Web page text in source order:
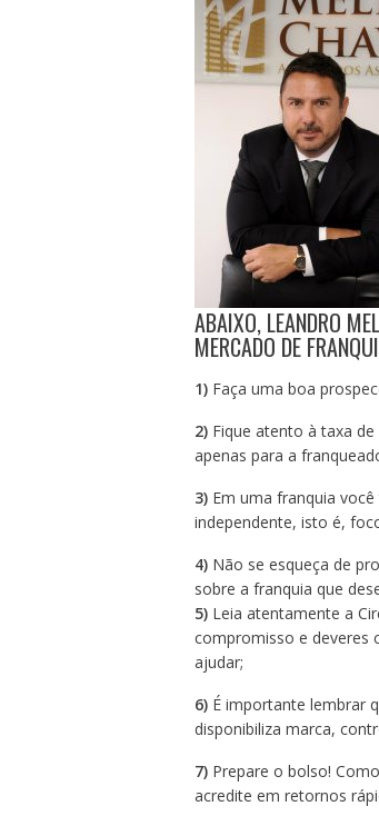
ABAIXO, LEANDRO
MERCADO DE
1) Faça uma boa
2) Fique atento à taxa
apenas para a
3) Em uma franquia
independente, isto é,
4)Não se esqueça de
sobre a franquia que
5)Leia atentamente a
compromisso e deveres
ajudar;
6)É importante lembrar
disponibiliza marca,
7)Prepare o bolso!
acredite em retornos